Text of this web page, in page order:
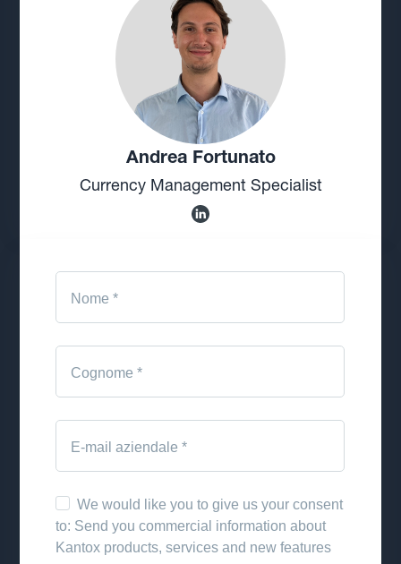
Andrea Fortunato
Currency Management Specialist